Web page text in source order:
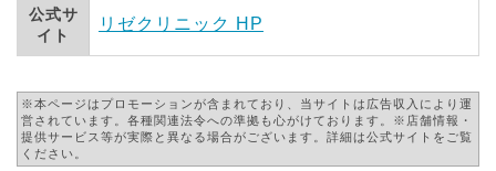
公式サ
イト
リゼクリニック HP
※本ページはプロモーションが含まれており、当サイトは広告収入により運
営されています。各種関連法令への準拠も心がけております。※店舗情報・
提供サービス等が実際と異なる場合がございます。詳細は公式サイトをご覧
ください。